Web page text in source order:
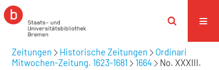
Zeitungen Historische Zeitungen
Ordinari
Mitwochen-Zeitung. 1623-1681
1664 No. XXXIII.